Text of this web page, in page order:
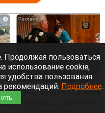
i
Ролик длится
Продолжая пользоваться
использование cookie,
удобства пользования
рекомендаций. Подробнее.